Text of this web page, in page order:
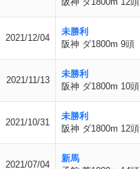
2021/12/04
未勝利
阪神 ダ1800m 9頭
2021/11/13
未勝利
阪神 ダ1800m 10頭
2021/10/31
未勝利
阪神 ダ1800m 12頭
2021/07/04
新馬